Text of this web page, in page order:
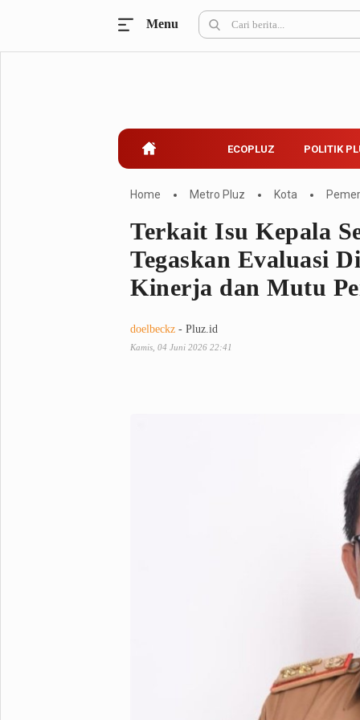
Belanja
Kuliner
Pemilu
Partai Politik
Menu
ECOPLUZ POLITIK
Home Metro Pluz Kota
Terkait Isu Kepala
Tegaskan Evaluasi
Kinerja dan Mutu
doelbeckz - Pluz.id
Kamis, 04 Juni 2026 22:41